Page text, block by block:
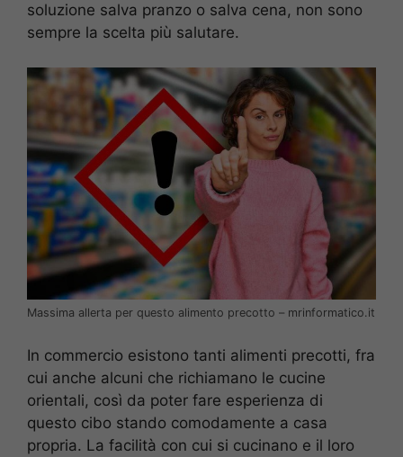
soluzione salva pranzo o salva cena, non sono
sempre la scelta più salutare.
Massima allerta per questo alimento precotto – mrinformatico.it
In commercio esistono tanti alimenti precotti, fra
cui anche alcuni che richiamano le cucine
orientali, così da poter fare esperienza di
questo cibo stando comodamente a casa
propria. La facilità con cui si cucinano e il loro